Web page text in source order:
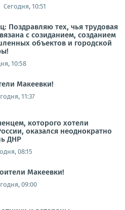
Сегодня, 10:51
Поздравляю тех, чья трудовая
с созиданием, созданием
объектов и городской
10:58
Макеевки!
11:37
которого хотели
оказался неоднократно
ДНР
08:15
Макеевки!
09:00